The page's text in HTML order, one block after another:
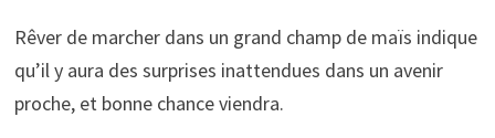
Rêver de marcher dans un grand champ de maïs indique
qu’il y aura des surprises inattendues dans un avenir
proche, et bonne chance viendra.